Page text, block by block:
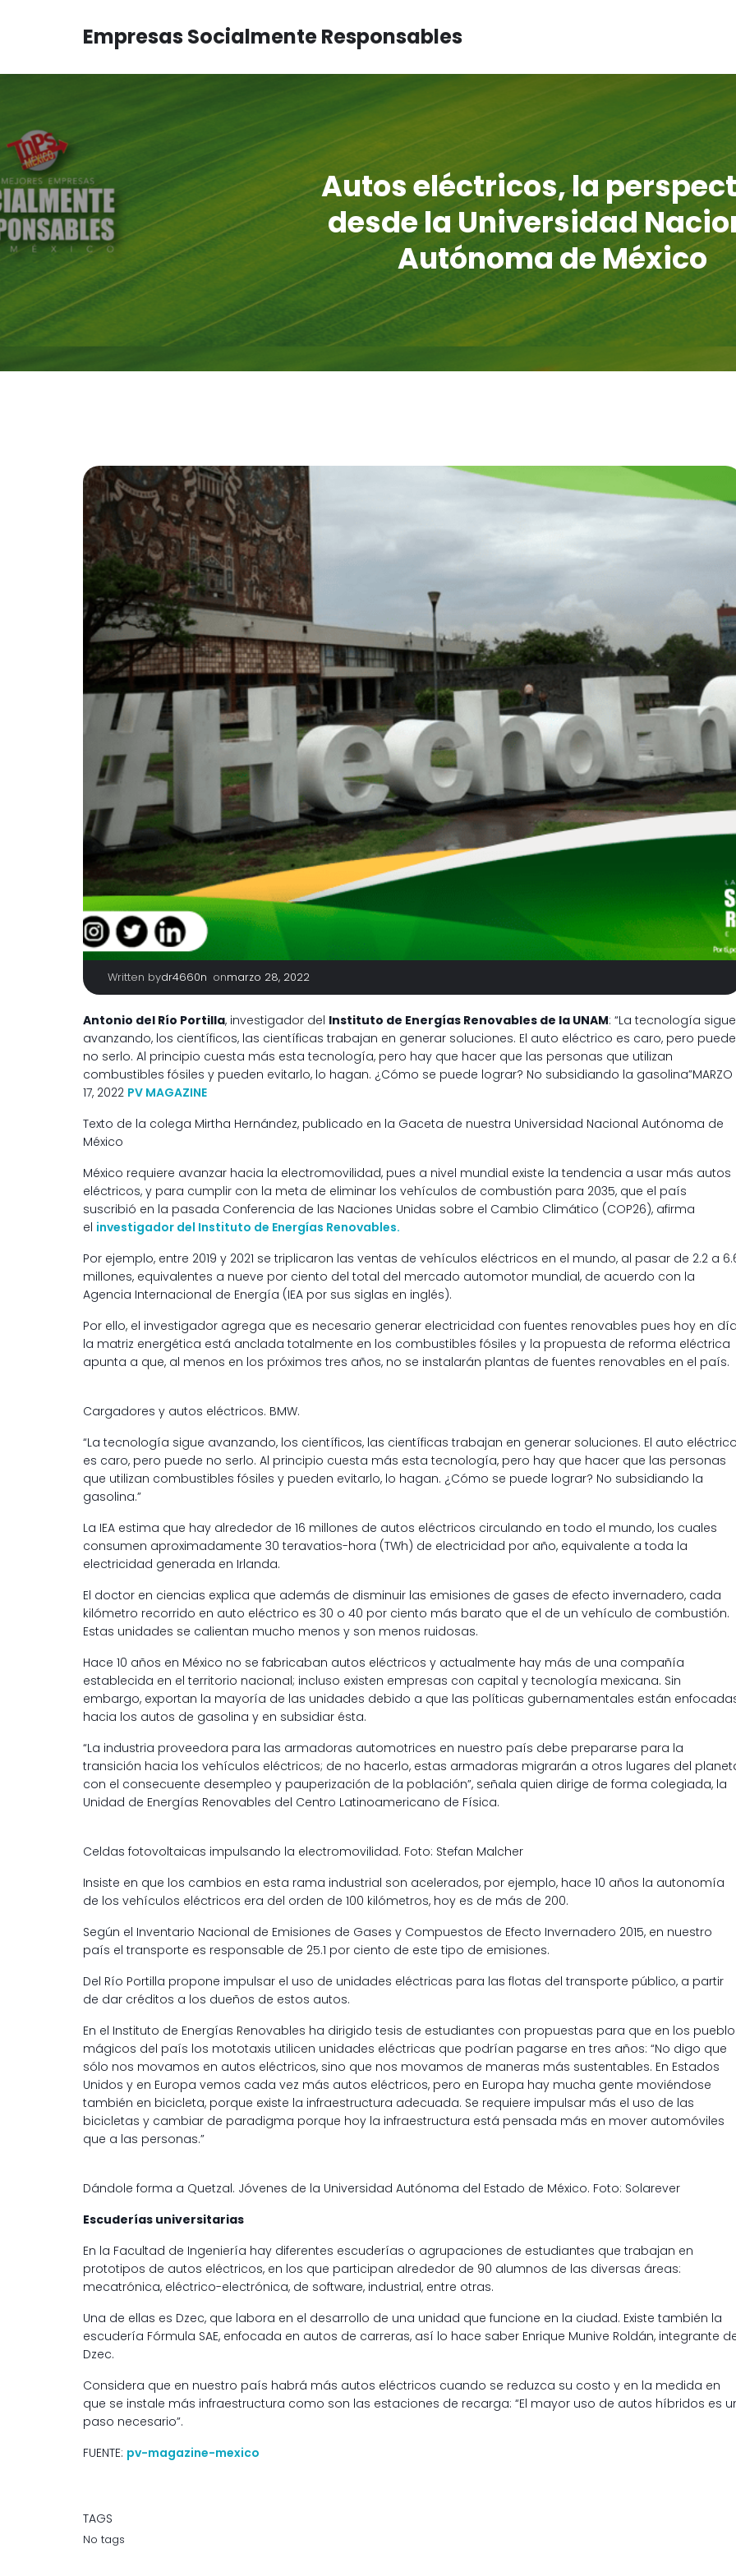
Empresas Socialmente Responsables
Autos eléctricos, la
desde la Universidad
Autónoma de México
Written bydr4660n onmarzo 28, 2022
Antonio del Río Portilla, investigador del Instituto de Energías Renovables de la UNAM: “La tecnología sigue
avanzando, los científicos, las científicas trabajan en generar soluciones. El auto eléctrico es caro, pero puede
no serlo. Al principio cuesta más esta tecnología, pero hay que hacer que las personas que utilizan
combustibles fósiles y pueden evitarlo, lo hagan. ¿Cómo se puede lograr? No subsidiando la gasolina”MARZO
17, 2022 PV MAGAZINE
Texto de la colega Mirtha Hernández, publicado en la Gaceta de nuestra Universidad Nacional Autónoma de
México
México requiere avanzar hacia la electromovilidad, pues a nivel mundial existe la tendencia a usar más autos
eléctricos, y para cumplir con la meta de eliminar los vehículos de combustión para 2035, que el país
suscribió en la pasada Conferencia de las Naciones Unidas sobre el Cambio Climático (COP26), afirma
el investigador del Instituto de Energías Renovables.
Por ejemplo, entre 2019 y 2021 se triplicaron las ventas de vehículos eléctricos en el mundo, al pasar de 2.2 a
millones, equivalentes a nueve por ciento del total del mercado automotor mundial, de acuerdo con la
Agencia Internacional de Energía (IEA por sus siglas en inglés).
Por ello, el investigador agrega que es necesario generar electricidad con fuentes renovables pues hoy en
la matriz energética está anclada totalmente en los combustibles fósiles y la propuesta de reforma eléctrica
apunta a que, al menos en los próximos tres años, no se instalarán plantas de fuentes renovables en el país.
Cargadores y autos eléctricos. BMW.
“La tecnología sigue avanzando, los científicos, las científicas trabajan en generar soluciones. El auto
es caro, pero puede no serlo. Al principio cuesta más esta tecnología, pero hay que hacer que las personas
que utilizan combustibles fósiles y pueden evitarlo, lo hagan. ¿Cómo se puede lograr? No subsidiando la
gasolina.”
La IEA estima que hay alrededor de 16 millones de autos eléctricos circulando en todo el mundo, los cuales
consumen aproximadamente 30 teravatios-hora (TWh) de electricidad por año, equivalente a toda la
electricidad generada en Irlanda.
El doctor en ciencias explica que además de disminuir las emisiones de gases de efecto invernadero, cada
kilómetro recorrido en auto eléctrico es 30 o 40 por ciento más barato que el de un vehículo de combustión.
Estas unidades se calientan mucho menos y son menos ruidosas.
Hace 10 años en México no se fabricaban autos eléctricos y actualmente hay más de una compañía
establecida en el territorio nacional; incluso existen empresas con capital y tecnología mexicana. Sin
embargo, exportan la mayoría de las unidades debido a que las políticas gubernamentales están
hacia los autos de gasolina y en subsidiar ésta.
“La industria proveedora para las armadoras automotrices en nuestro país debe prepararse para la
transición hacia los vehículos eléctricos; de no hacerlo, estas armadoras migrarán a otros lugares del
con el consecuente desempleo y pauperización de la población”, señala quien dirige de forma colegiada, la
Unidad de Energías Renovables del Centro Latinoamericano de Física.
Celdas fotovoltaicas impulsando la electromovilidad. Foto: Stefan Malcher
Insiste en que los cambios en esta rama industrial son acelerados, por ejemplo, hace 10 años la autonomía
de los vehículos eléctricos era del orden de 100 kilómetros, hoy es de más de 200.
Según el Inventario Nacional de Emisiones de Gases y Compuestos de Efecto Invernadero 2015, en nuestro
país el transporte es responsable de 25.1 por ciento de este tipo de emisiones.
Del Río Portilla propone impulsar el uso de unidades eléctricas para las flotas del transporte público, a partir
de dar créditos a los dueños de estos autos.
En el Instituto de Energías Renovables ha dirigido tesis de estudiantes con propuestas para que en los
mágicos del país los mototaxis utilicen unidades eléctricas que podrían pagarse en tres años: “No digo que
sólo nos movamos en autos eléctricos, sino que nos movamos de maneras más sustentables. En Estados
Unidos y en Europa vemos cada vez más autos eléctricos, pero en Europa hay mucha gente moviéndose
también en bicicleta, porque existe la infraestructura adecuada. Se requiere impulsar más el uso de las
bicicletas y cambiar de paradigma porque hoy la infraestructura está pensada más en mover automóviles
que a las personas.”
Dándole forma a Quetzal. Jóvenes de la Universidad Autónoma del Estado de México. Foto: Solarever
Escuderías universitarias
En la Facultad de Ingeniería hay diferentes escuderías o agrupaciones de estudiantes que trabajan en
prototipos de autos eléctricos, en los que participan alrededor de 90 alumnos de las diversas áreas:
mecatrónica, eléctrico-electrónica, de software, industrial, entre otras.
Una de ellas es Dzec, que labora en el desarrollo de una unidad que funcione en la ciudad. Existe también la
escudería Fórmula SAE, enfocada en autos de carreras, así lo hace saber Enrique Munive Roldán, integrante
Dzec.
Considera que en nuestro país habrá más autos eléctricos cuando se reduzca su costo y en la medida en
que se instale más infraestructura como son las estaciones de recarga: “El mayor uso de autos híbridos es
paso necesario”.
FUENTE: pv-magazine-mexico
TAGS
No tags